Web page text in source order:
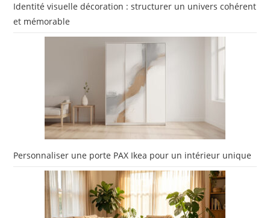
Identité visuelle décoration : structurer un univers cohérent
et mémorable
Personnaliser une porte PAX Ikea pour un intérieur unique